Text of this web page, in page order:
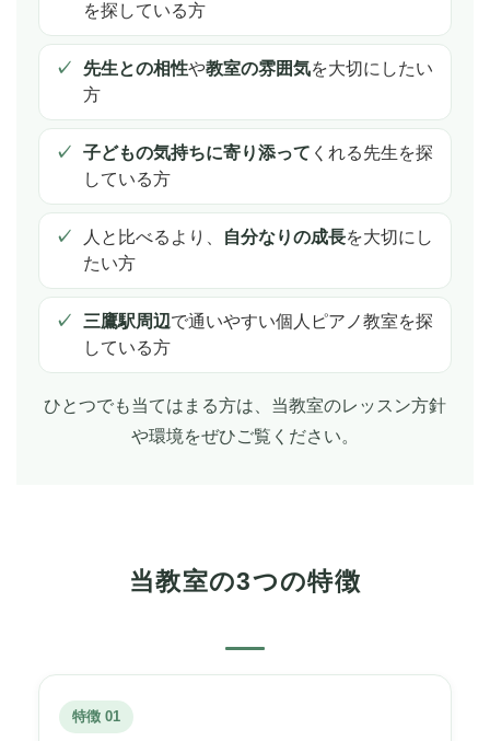
を探している方
先生との相性や教室の雰囲気を大切にしたい
方
子どもの気持ちに寄り添って くれる先生を探
している方
人と比べるより、 自分なりの成長を大切にし
たい方
三鷹駅周辺で通いやすい個人ピアノ教室を探
している方
ひとつでも当てはまる方は、当教室のレッスン方針
や環境をぜひご覧ください。
当教室の3つの特徴
特徴 01